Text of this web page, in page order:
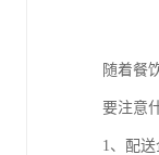
随着餐
要注意
1、配